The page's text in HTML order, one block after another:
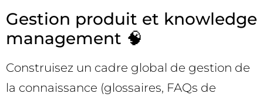
Gestion produit et knowledge
management 🧠
Construisez un cadre global de gestion de
la connaissance (glossaires, FAQs de